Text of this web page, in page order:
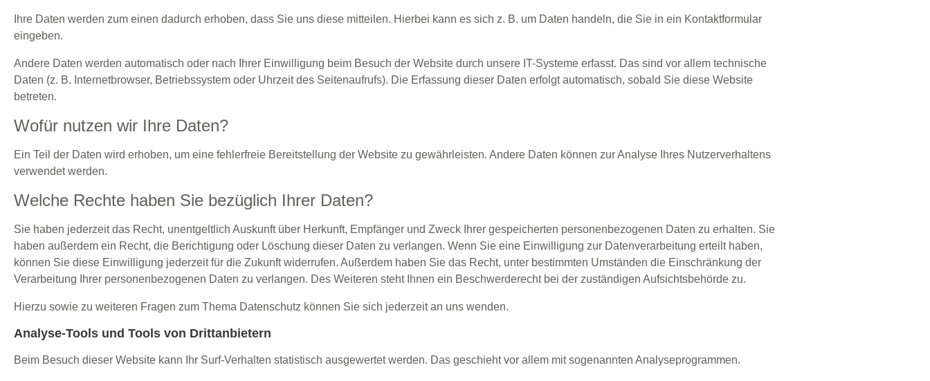
Ihre Daten werden zum einen dadurch erhoben, dass Sie uns diese mitteilen. Hierbei kann es sich z. B. um Daten handeln, die Sie in ein Kontaktformular
eingeben.
Andere Daten werden automatisch oder nach Ihrer Einwilligung beim Besuch der Website durch unsere IT-Systeme erfasst. Das sind vor allem technische
Daten (z. B. Internetbrowser, Betriebssystem oder Uhrzeit des Seitenaufrufs). Die Erfassung dieser Daten erfolgt automatisch, sobald Sie diese Website
betreten.
Wofür nutzen wir Ihre Daten?
Ein Teil der Daten wird erhoben, um eine fehlerfreie Bereitstellung der Website zu gewährleisten. Andere Daten können zur Analyse Ihres Nutzerverhaltens
verwendet werden.
Welche Rechte haben Sie bezüglich Ihrer Daten?
Sie haben jederzeit das Recht, unentgeltlich Auskunft über Herkunft, Empfänger und Zweck Ihrer gespeicherten personenbezogenen Daten zu erhalten. Sie
haben außerdem ein Recht, die Berichtigung oder Löschung dieser Daten zu verlangen. Wenn Sie eine Einwilligung zur Datenverarbeitung erteilt haben,
können Sie diese Einwilligung jederzeit für die Zukunft widerrufen. Außerdem haben Sie das Recht, unter bestimmten Umständen die Einschränkung der
Verarbeitung Ihrer personenbezogenen Daten zu verlangen. Des Weiteren steht Ihnen ein Beschwerderecht bei der zuständigen Aufsichtsbehörde zu.
Hierzu sowie zu weiteren Fragen zum Thema Datenschutz können Sie sich jederzeit an uns wenden.
Analyse-Tools und Tools von Dritt­anbietern
Beim Besuch dieser Website kann Ihr Surf-Verhalten statistisch ausgewertet werden. Das geschieht vor allem mit sogenannten Analyseprogrammen.